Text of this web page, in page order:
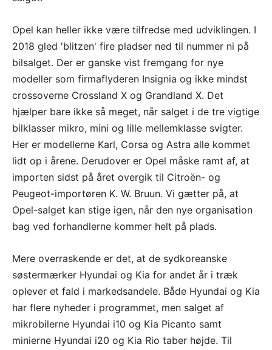
Opel kan heller ikke være tilfredse med udviklingen. I
2018 gled 'blitzen' fire pladser ned til nummer ni på
bilsalget. Der er ganske vist fremgang for nye
modeller som firmaflyderen Insignia og ikke mindst
crossoverne Crossland X og Grandland X. Det
hjælper bare ikke så meget, når salget i de tre vigtige
bilklasser mikro, mini og lille mellemklasse svigter.
Her er modellerne Karl, Corsa og Astra alle kommet
lidt op i årene. Derudover er Opel måske ramt af, at
importen sidst på året overgik til Citroën- og
Peugeot-importøren K. W. Bruun. Vi gætter på, at
Opel-salget kan stige igen, når den nye organisation
bag ved forhandlerne kommer helt på plads.
Mere overraskende er det, at de sydkoreanske
søstermærker Hyundai og Kia for andet år i træk
oplever et fald i markedsandele. Både Hyundai og Kia
har flere nyheder i programmet, men salget af
mikrobilerne Hyundai i10 og Kia Picanto samt
minierne Hyundai i20 og Kia Rio taber højde. Til